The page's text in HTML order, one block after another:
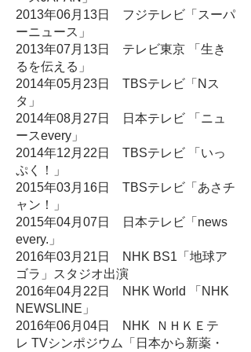
2013年06月13日 フジテレビ「スーパ
ーニュース」
2013年07月13日 テレビ東京 「生き
るを伝える」
2014年05月23日 TBSテレビ「Nス
タ」
2014年08月27日 日本テレビ 「ニュ
ースevery」
2014年12月22日 TBSテレビ 「いっ
ぷく！」
2015年03月16日 TBSテレビ「あさチ
ャン！」
2015年04月07日 日本テレビ「news
every.」
2016年03月21日 NHK BS1「地球ア
ゴラ」スタジオ出演
2016年04月22日 NHK World 「NHK
NEWSLINE」
2016年06月04日 NHK ＮＨＫＥテ
レ TVシンポジウム「日本から新薬・